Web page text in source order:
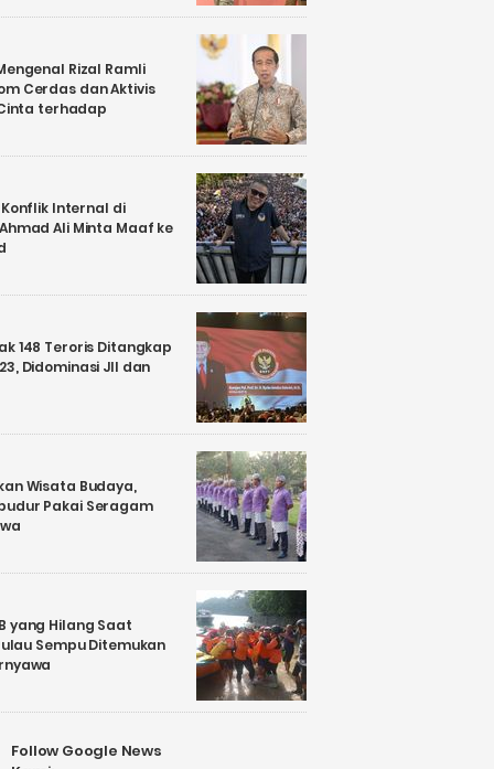
Rizal Ramli
Cerdas dan Aktivis
terhadap
Internal di
Ali Minta Maaf ke
148 Teroris Ditangkap
Didominasi JII dan
Wisata Budaya,
Pakai Seragam
yang Hilang Saat
Sempu Ditemukan
Follow Google News